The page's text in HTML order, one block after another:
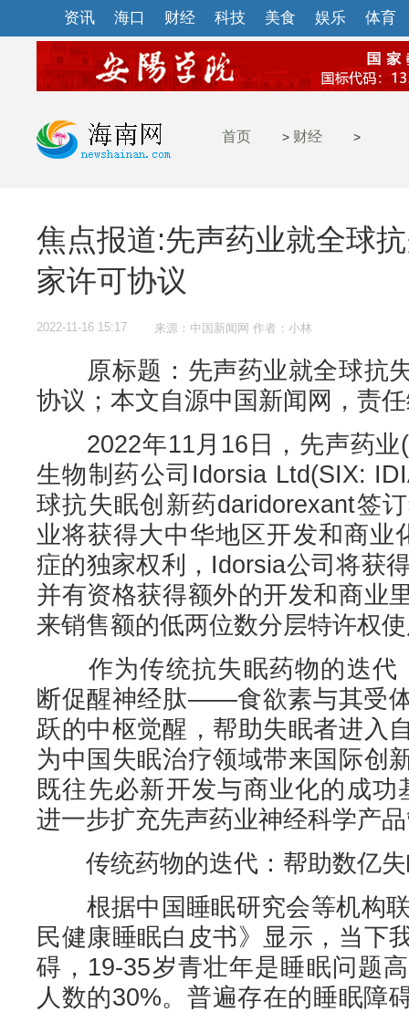
资讯 海口 财经 科技 美食 娱乐 体育
首页 > 财经 >
焦点报道:先声药业就全球
家许可协议
2022-11-16 15:17 来源：中国新闻网 作者：小林
原标题：先声药业就全球抗
协议；本文自源中国新闻网，责
2022年11月16日，先声药业
生物制药公司Idorsia Ltd(SIX:
球抗失眠创新药daridorexant签
业将获得大中华地区开发和商业
症的独家权利，Idorsia公司将获
并有资格获得额外的开发和商业
来销售额的低两位数分层特许权
作为传统抗失眠药物的迭代
断促醒神经肽——食欲素与其受
跃的中枢觉醒，帮助失眠者进入
为中国失眠治疗领域带来国际创
既往先必新开发与商业化的成功
进一步扩充先声药业神经科学产
传统药物的迭代：帮助数亿失
根据中国睡眠研究会等机构联
民健康睡眠白皮书》显示，当下
碍，19-35岁青壮年是睡眠问题
人数的30%。普遍存在的睡眠障